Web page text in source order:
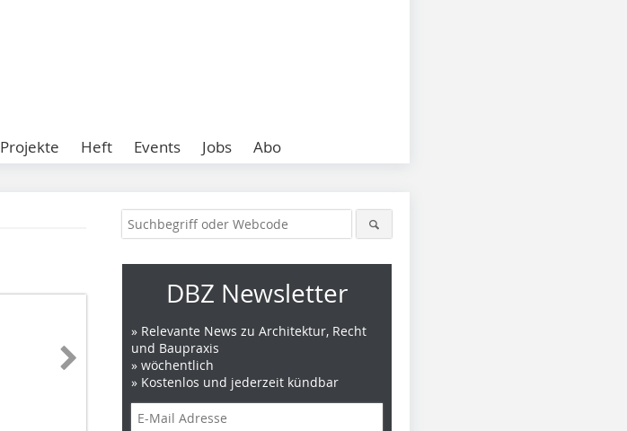
Projekte Heft Events Jobs Abo
DBZ Newsletter
» Relevante News zu Architektur, Recht
und Baupraxis
» wöchentlich
» Kostenlos und jederzeit kündbar